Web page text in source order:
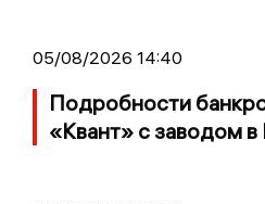
05/08/2026 14:40
Подробности
«Квант» с заводом